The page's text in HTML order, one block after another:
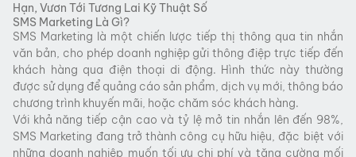
Hạn, Vươn Tới Tương Lai Kỹ Thuật Số
SMS Marketing Là Gì?
SMS Marketing là một chiến lược tiếp thị thông qua tin nhắn
văn bản, cho phép doanh nghiệp gửi thông điệp trực tiếp đến
khách hàng qua điện thoại di động. Hình thức này thường
được sử dụng để quảng cáo sản phẩm, dịch vụ mới, thông báo
chương trình khuyến mãi, hoặc chăm sóc khách hàng.
Với khả năng tiếp cận cao và tỷ lệ mở tin nhắn lên đến 98%,
SMS Marketing đang trở thành công cụ hữu hiệu, đặc biệt với
những doanh nghiệp muốn tối ưu chi phí và tăng cường mối